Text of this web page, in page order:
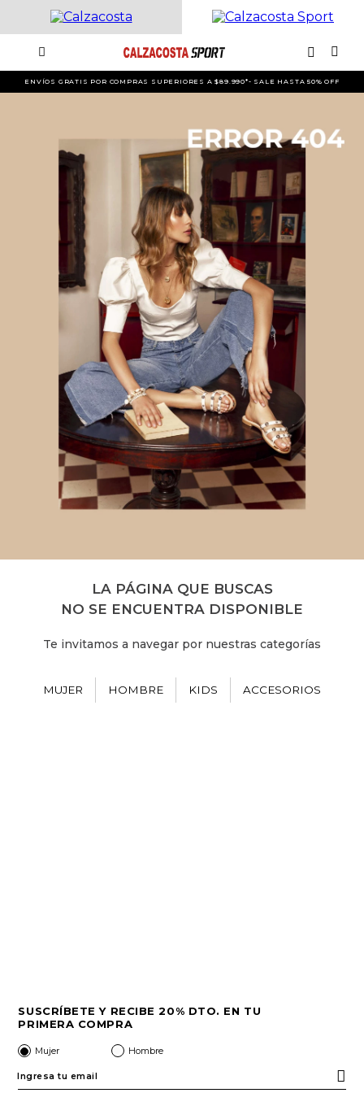
ENVÍOS GRATIS POR COMPRAS SUPERIORES A $89.990*- SALE HASTA 50% OFF
LA PÁGINA QUE BUSCAS
NO SE ENCUENTRA DISPONIBLE
Te invitamos a navegar por nuestras categorías
MUJER HOMBRE KIDS ACCESORIOS
SUSCRÍBETE Y RECIBE 20% DTO. EN TU
PRIMERA COMPRA
Mujer Hombre